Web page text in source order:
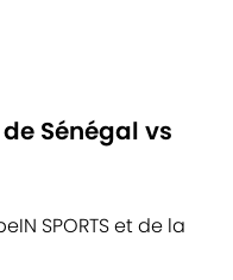
Sénégal vs
SPORTS et de la